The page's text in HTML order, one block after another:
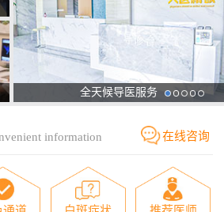
全天候导医服务
information 在线咨询